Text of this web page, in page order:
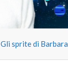
Gli sprite di Barbara